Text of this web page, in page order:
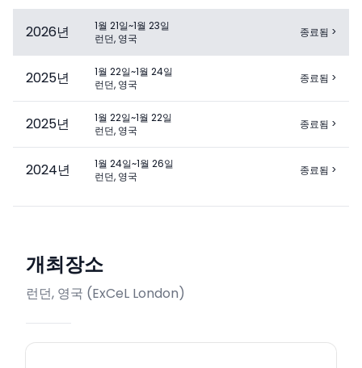
2026년
1월 21일~1월 23일
런던, 영국
종료됨 >
2025년
1월 22일~1월 24일
런던, 영국
종료됨 >
2025년
1월 22일~1월 22일
런던, 영국
종료됨 >
2024년
1월 24일~1월 26일
런던, 영국
종료됨 >
개최장소
런던, 영국 (ExCeL London)